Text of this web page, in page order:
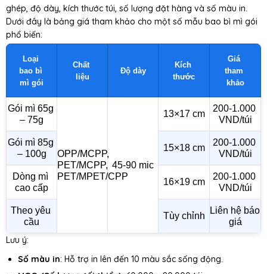
ghép, độ dày, kích thước túi, số lượng đặt hàng và số màu in.
Dưới đây là bảng giá tham khảo cho một số mẫu bao bì mì gói
phổ biến:
Loại
bao bì
mì gói
Chất
liệu
Độ dày
Kích
thước
Giá
tham
khảo
Gói mì 65g
– 75g
OPP/MCPP,
PET/MCPP,
PET/MPET/CPP
45-90 mic
13×17 cm
200-1.000
VND/túi
Gói mì 85g
– 100g
15×18 cm
200-1.000
VND/túi
Dòng mì
cao cấp
16×19 cm
200-1.000
VND/túi
Theo yêu
cầu
Tùy chỉnh Liên hệ báo
giá
Lưu ý:
Số màu in: Hỗ trợ in lên đến 10 màu sắc sống động.